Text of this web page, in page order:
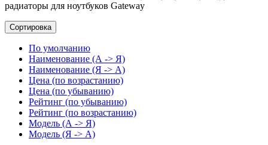
радиаторы для ноутбуков Gateway
Сортировка
По умолчанию
Наименование (А -> Я)
Наименование (Я -> А)
Цена (по возрастанию)
Цена (по убыванию)
Рейтинг (по убыванию)
Рейтинг (по возрастанию)
Модель (А -> Я)
Модель (Я -> А)